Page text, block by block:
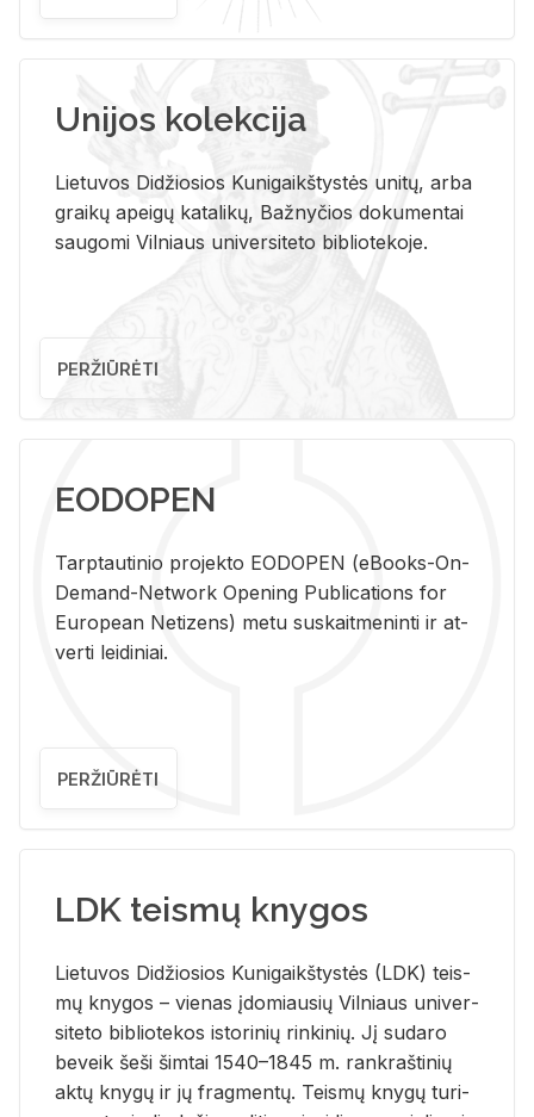
Unijos kolekcija
Lietuvos Didžiosios Kunigaikštystės unitų, arba
graikų apeigų katalikų, Bažnyčios dokumentai
saugomi Vilniaus universiteto bibliotekoje.
PERŽIŪRĖTI
EODOPEN
Tarp­tau­ti­nio pro­jek­to EO­DO­PEN (eBo­oks-On-
De­mand-Ne­twork Ope­ning Pub­li­ca­tions for
Eu­ro­pe­an Ne­ti­zens) metu su­skait­me­nin­ti ir at­
ver­ti lei­di­niai.
PERŽIŪRĖTI
LDK teismų knygos
Lie­tu­vos Di­džio­sios Ku­ni­gaikš­tys­tės (LDK) teis­
mų kny­gos – vie­nas įdo­miau­sių Vil­niaus uni­ver­
si­te­to bi­b­lio­te­kos is­to­ri­nių rin­ki­nių. Jį su­da­ro
be­veik šeši šim­tai 1540–1845 m. rank­raš­ti­nių
aktų kny­gų ir jų frag­men­tų. Teis­mų kny­gų tu­ri­